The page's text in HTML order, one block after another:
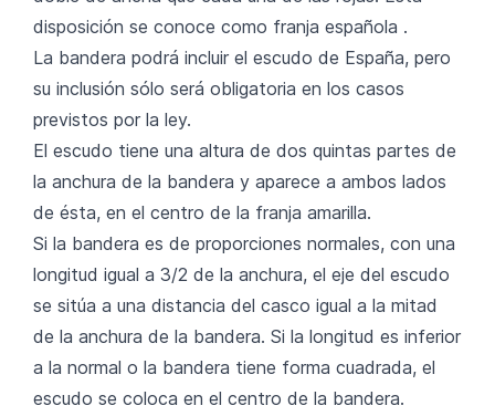
disposición se conoce como franja española .
La bandera podrá incluir el escudo de España, pero
su inclusión sólo será obligatoria en los casos
previstos por la ley.
El escudo tiene una altura de dos quintas partes de
la anchura de la bandera y aparece a ambos lados
de ésta, en el centro de la franja amarilla.
Si la bandera es de proporciones normales, con una
longitud igual a 3/2 de la anchura, el eje del escudo
se sitúa a una distancia del casco igual a la mitad
de la anchura de la bandera. Si la longitud es inferior
a la normal o la bandera tiene forma cuadrada, el
escudo se coloca en el centro de la bandera.